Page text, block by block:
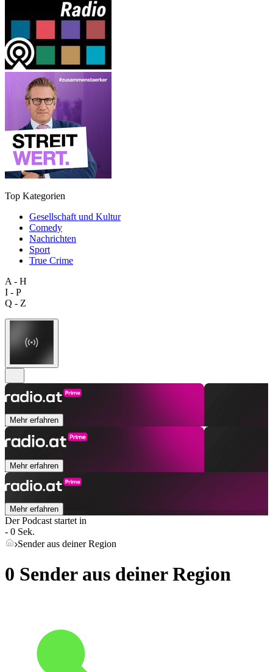
Top Kategorien
Gesellschaft und Kultur
Comedy
Nachrichten
Sport
True Crime
A - H
I - P
Q - Z
Mehr erfahren
Mehr erfahren
Mehr erfahren
Der Podcast startet in
- 0 Sek.
Sender aus deiner Region
0 Sender aus deiner Region